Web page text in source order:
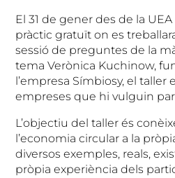
El 31 de gener des de la
pràctic gratuït on es
sessió de preguntes de la
tema Verònica Kuchinow,
l’empresa Símbiosy, el taller
empreses que hi vulguin
L’objectiu del taller és
l’economia circular a la
diversos exemples, reals,
pròpia experiència dels